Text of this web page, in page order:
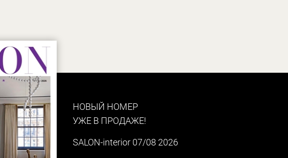
НОВЫЙ НОМЕР
УЖЕ В ПРОДАЖЕ!
SALON-interior 07/08 2026